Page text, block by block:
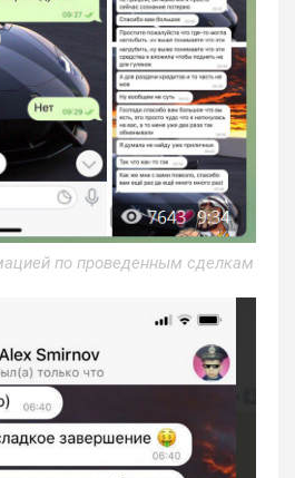
по проведенным сделкам